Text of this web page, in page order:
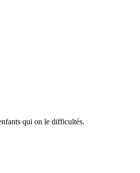
qui on le difficultés.